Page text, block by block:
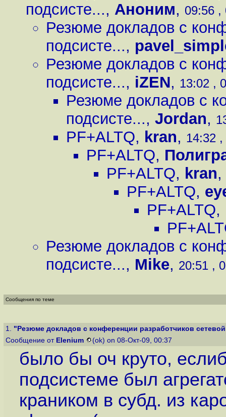
подсисте..., Аноним, 09:56 ,
Резюме докладов с
подсисте...,
Резюме докладов с
подсисте..., iZEN, 13:02 ,
Резюме докладов с
подсисте..., Jordan,
PF+ALTQ, kran, 14:32
PF+ALTQ,
PF+ALTQ, kran,
PF+ALTQ,
PF+ALTQ,
Резюме докладов с
подсисте..., Mike, 20:51 ,
Сообщения по теме
1. "Резюме докладов с конференции разработчиков
Сообщение от Elenium (ok) on 08-Окт-09, 00:37
было бы оч круто,
подсистеме был
краником в субд. из